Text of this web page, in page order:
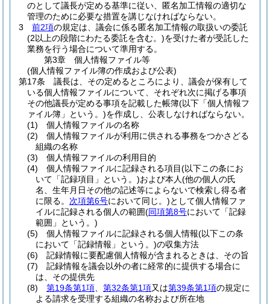
のとして議長が定める基準に従い、匿名加工情報の適切な
管理のために必要な措置を講じなければならない。
3
前2項の規定は、議会に係る匿名加工情報の取扱いの委託
(2以上の段階にわたる委託を含む。)を受けた者が受託した
業務を行う場合について準用する。
第3章
個人情報ファイル等
(個人情報ファイル簿の作成および公表)
第17条
議長は、その定めるところにより、議会が保有して
いる個人情報ファイルについて、それぞれ次に掲げる事項
その他議長が定める事項を記載した帳簿(以下「個人情報フ
ァイル簿」という。)を作成し、公表しなければならない。
(1)
個人情報ファイルの名称
(2)
個人情報ファイルが利用に供される事務をつかさどる
組織の名称
(3)
個人情報ファイルの利用目的
(4)
個人情報ファイルに記録される項目(以下この条にお
いて「記録項目」という。)および本人(他の個人の氏
名、生年月日その他の記述等によらないで検索し得る者
に限る。 次項第6号において同じ。)として個人情報ファ
イルに記録される個人の範囲(同項第8号において「記録
範囲」という。)
(5)
個人情報ファイルに記録される個人情報(以下この条
において「記録情報」という。)の収集方法
(6)
記録情報に要配慮個人情報が含まれるときは、その旨
(7)
記録情報を議会以外の者に経常的に提供する場合に
は、その提供先
(8)
第19条第1項 第32条第1項又は第39条第1項の規定に
よる請求を受理する組織の名称および所在地